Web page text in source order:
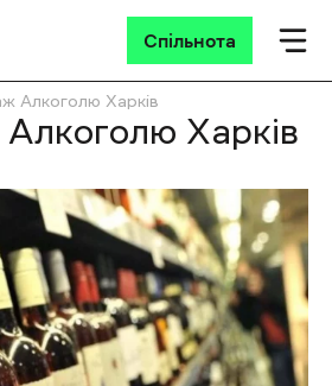
Спільнота
Алкоголю Харків
Харків